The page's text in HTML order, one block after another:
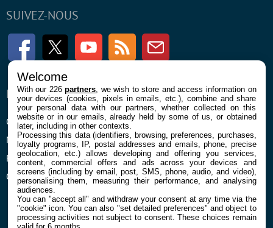
SUIVEZ-NOUS
FacebookTwitter Youtube RSS Newsletter
ENTREPRISE
Confidentialité et Cookies
Mentions légales et CGU
Préférences Cookies
Qui sommes nous
À PROPOS
Contact
Welcome
With our 226partners , we wish to store and access information on
your devices (cookies, pixels in emails, etc.), combine and share
your personal data with our partners, whether collected on this
website or in our emails, already held by some of us, or obtained
later, including in other contexts.
Processing this data (identifiers, browsing, preferences, purchases,
loyalty programs, IP, postal addresses and emails, phone, precise
geolocation, etc.) allows developing and offering you services,
content, commercial offers and ads across your devices and
screens (including by email, post, SMS, phone, audio, and video),
personalising them, measuring their performance, and analysing
audiences.
You can "accept all" and withdraw your consent at any time via the
"cookie" icon. You can also "set detailed preferences" and object to
processing activities not subject to consent. These choices remain
valid for 6 months.